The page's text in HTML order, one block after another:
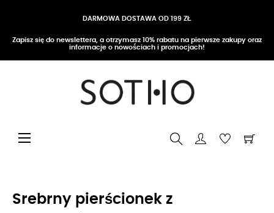
DARMOWA DOSTAWA OD 199 ZŁ
Zapisz się do newslettera, a otrzymasz 10% rabatu na pierwsze zakupy oraz
informacje o nowościach i promocjach!
Przełącz nawigację
☰
Srebrny pierścionek z